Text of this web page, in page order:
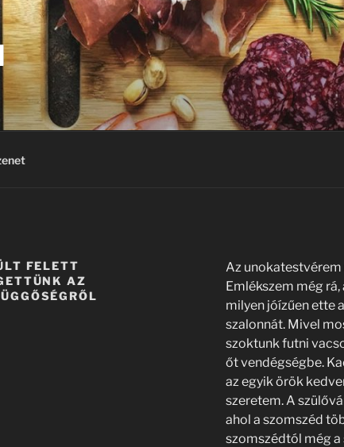
FELETT
AZ
Az unokatestvérem
Emlékszem még
milyen jóízűen ette
szalonnát. Mivel
szoktunk futni
őt vendégségbe.
az egyik örök
szeretem. A
ahol a szomszéd
szomszédtól még a